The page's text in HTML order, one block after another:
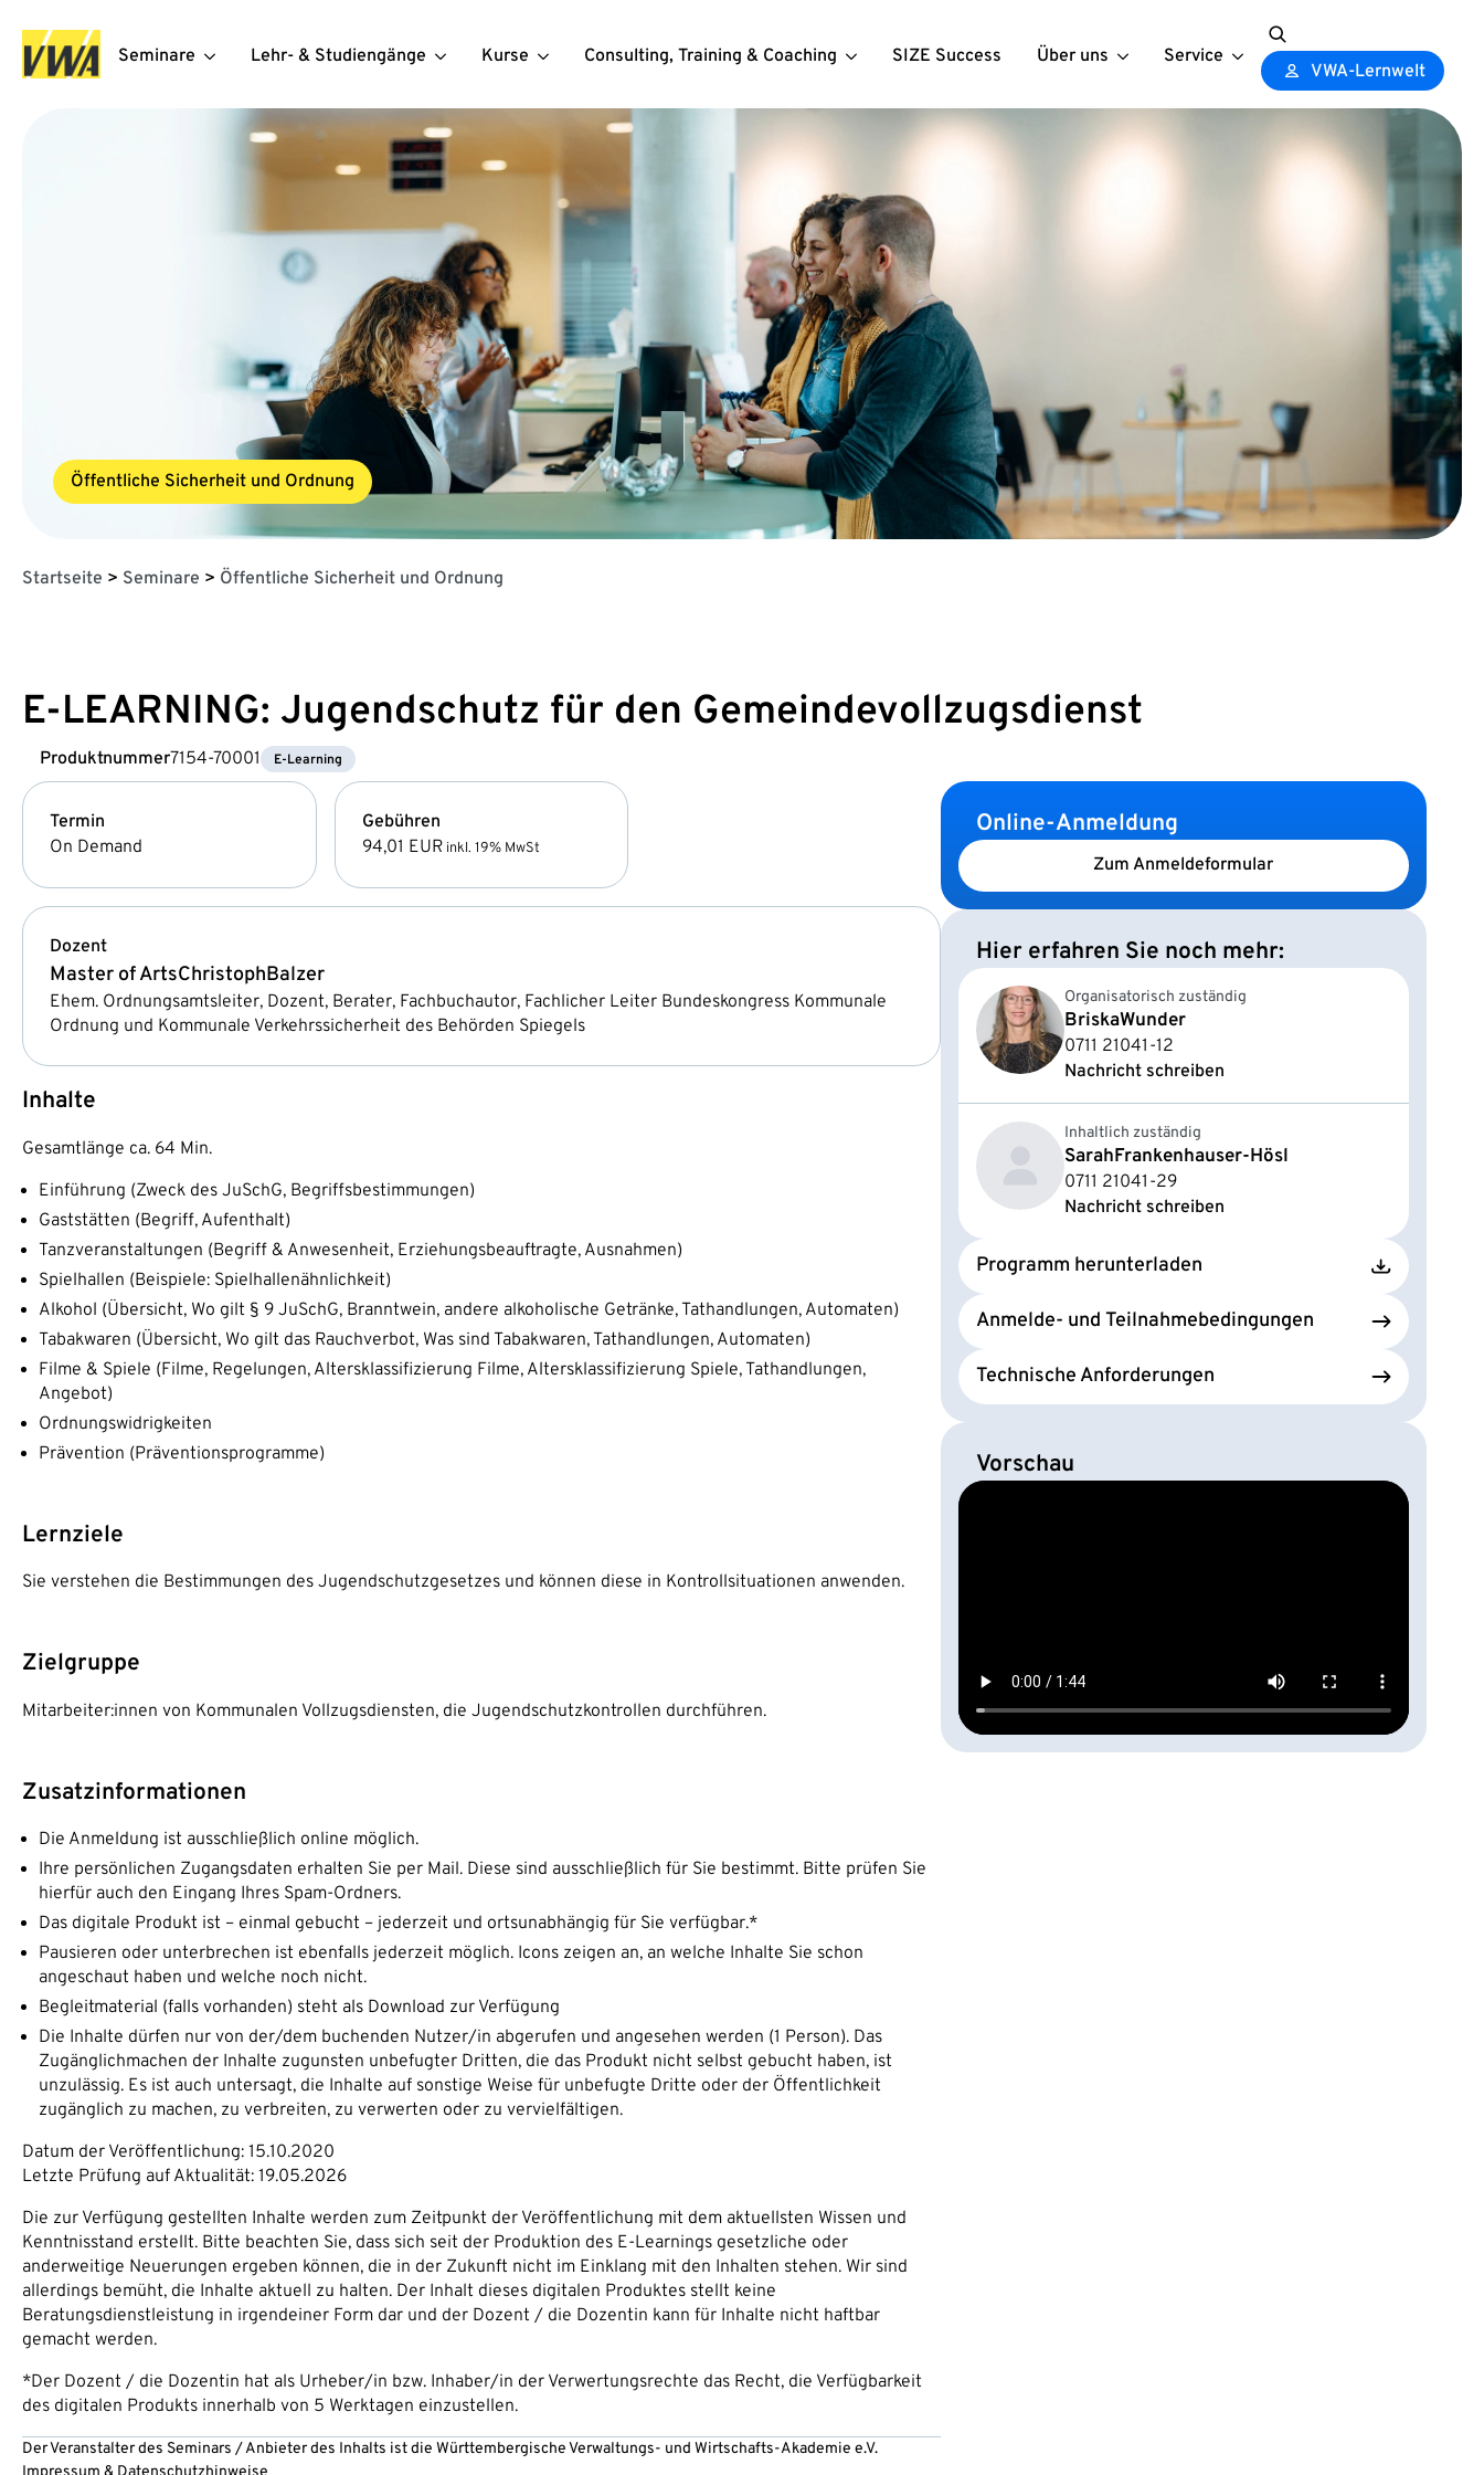
Seminare Lehr- & Studiengänge Kurse Consulting, Training & Coaching SIZE Success Über uns Service
Search
for:
VWA-Lernwelt
Öffentliche Sicherheit und Ordnung
Startseite > Seminare > Öffentliche Sicherheit und Ordnung
E-LEARNING: Jugendschutz für den Gemeindevollzugsdienst
Produktnummer7154-70001 E-Learning
Termin
On Demand
Gebühren
94,01 EURinkl. 19% MwSt
Dozent
Master of ArtsChristophBalzer
Ehem. Ordnungsamtsleiter, Dozent, Berater, Fachbuchautor, Fachlicher Leiter Bundeskongress Kommunale
Ordnung und Kommunale Verkehrssicherheit des Behörden Spiegels
Inhalte
Gesamtlänge ca. 64 Min.
Einführung (Zweck des JuSchG, Begriffsbestimmungen)
Gaststätten (Begriff, Aufenthalt)
Tanzveranstaltungen (Begriff & Anwesenheit, Erziehungsbeauftragte, Ausnahmen)
Spielhallen (Beispiele: Spielhallenähnlichkeit)
Alkohol (Übersicht, Wo gilt § 9 JuSchG, Branntwein, andere alkoholische Getränke, Tathandlungen, Automaten)
Tabakwaren (Übersicht, Wo gilt das Rauchverbot, Was sind Tabakwaren, Tathandlungen, Automaten)
Filme & Spiele (Filme, Regelungen, Altersklassifizierung Filme, Altersklassifizierung Spiele, Tathandlungen,
Angebot)
Ordnungswidrigkeiten
Prävention (Präventionsprogramme)
Lernziele
Sie verstehen die Bestimmungen des Jugendschutzgesetzes und können diese in Kontrollsituationen anwenden.
Zielgruppe
Mitarbeiter:innen von Kommunalen Vollzugsdiensten, die Jugendschutzkontrollen durchführen.
Zusatzinformationen
Die Anmeldung ist ausschließlich online möglich.
Ihre persönlichen Zugangsdaten erhalten Sie per Mail. Diese sind ausschließlich für Sie bestimmt. Bitte prüfen Sie
hierfür auch den Eingang Ihres Spam-Ordners.
Das digitale Produkt ist – einmal gebucht – jederzeit und ortsunabhängig für Sie verfügbar.*
Pausieren oder unterbrechen ist ebenfalls jederzeit möglich. Icons zeigen an, an welche Inhalte Sie schon
angeschaut haben und welche noch nicht.
Begleitmaterial (falls vorhanden) steht als Download zur Verfügung
Die Inhalte dürfen nur von der/dem buchenden Nutzer/in abgerufen und angesehen werden (1 Person). Das
Zugänglichmachen der Inhalte zugunsten unbefugter Dritten, die das Produkt nicht selbst gebucht haben, ist
unzulässig. Es ist auch untersagt, die Inhalte auf sonstige Weise für unbefugte Dritte oder der Öffentlichkeit
zugänglich zu machen, zu verbreiten, zu verwerten oder zu vervielfältigen.
Datum der Veröffentlichung: 15.10.2020
Letzte Prüfung auf Aktualität: 19.05.2026
Die zur Verfügung gestellten Inhalte werden zum Zeitpunkt der Veröffentlichung mit dem aktuellsten Wissen und
Kenntnisstand erstellt. Bitte beachten Sie, dass sich seit der Produktion des E-Learnings gesetzliche oder
anderweitige Neuerungen ergeben können, die in der Zukunft nicht im Einklang mit den Inhalten stehen. Wir sind
allerdings bemüht, die Inhalte aktuell zu halten. Der Inhalt dieses digitalen Produktes stellt keine
Beratungsdienstleistung in irgendeiner Form dar und der Dozent / die Dozentin kann für Inhalte nicht haftbar
gemacht werden.
*Der Dozent / die Dozentin hat als Urheber/in bzw. Inhaber/in der Verwertungsrechte das Recht, die Verfügbarkeit
des digitalen Produkts innerhalb von 5 Werktagen einzustellen.
Der Veranstalter des Seminars / Anbieter des Inhalts ist die Württembergische Verwaltungs- und Wirtschafts-Akademie e.V.
Online-Anmeldung
Zum Anmeldeformular
Hier erfahren Sie noch mehr:
Organisatorisch zuständig
BriskaWunder
0711 21041-12
Nachricht schreiben
Inhaltlich zuständig
SarahFrankenhauser-Hösl
0711 21041-29
Nachricht schreiben
Programm herunterladen
Anmelde- und Teilnahmebedingungen
Technische Anforderungen
Vorschau